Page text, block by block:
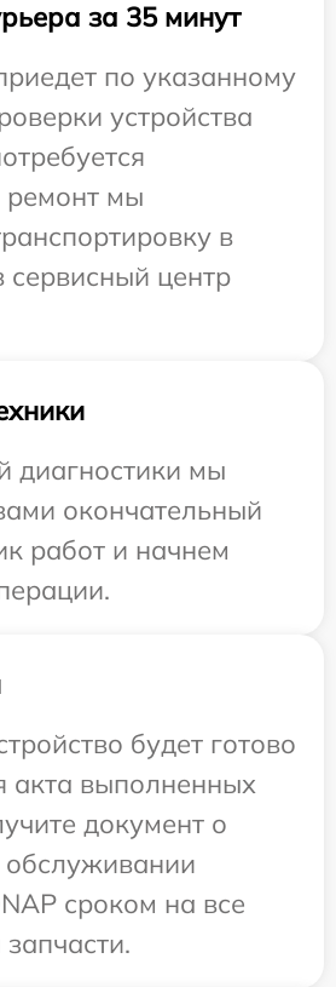
за 35 минут
по указанному
устройства
ремонт мы
в
сервисный центр
диагностики мы
окончательный
работ и начнем
будет готово
акта выполненных
документ о
сроком на все